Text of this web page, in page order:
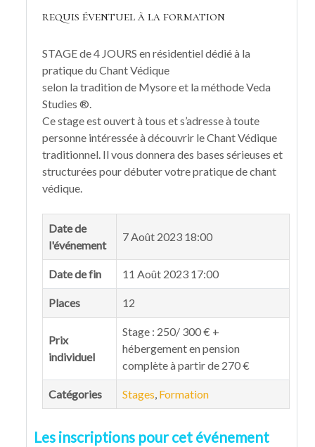
requis éventuel à la formation
STAGE de 4 JOURS en résidentiel dédié à la
pratique du Chant Védique
selon la tradition de Mysore et la méthode Veda
Studies ®.
Ce stage est ouvert à tous et s’adresse à toute
personne intéressée à découvrir le Chant Védique
traditionnel. Il vous donnera des bases sérieuses et
structurées pour débuter votre pratique de chant
védique.
Date de
l'événement
7 Août 2023 18:00
Date de fin 11 Août 2023 17:00
Places 12
Prix
individuel
Stage : 250/ 300 € +
hébergement en pension
complète à partir de 270 €
Catégories Stages, Formation
Les inscriptions pour cet événement